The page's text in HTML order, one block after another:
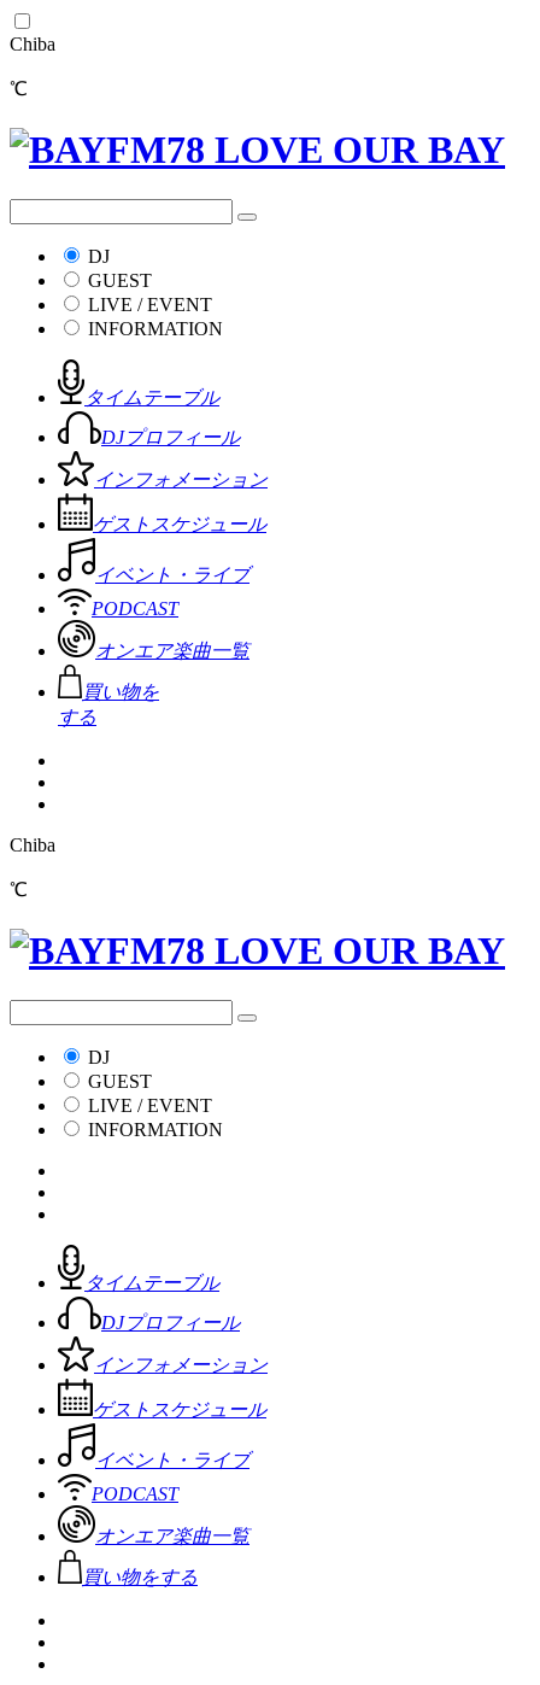
Chiba
℃
DJ
GUEST
LIVE / EVENT
INFORMATION
タイムテーブル
DJプロフィール
インフォメーション
ゲストスケジュール
イベント・ライブ
PODCAST
オンエア楽曲一覧
買い物を
する
Chiba
℃
DJ
GUEST
LIVE / EVENT
INFORMATION
タイムテーブル
DJプロフィール
インフォメーション
ゲストスケジュール
イベント・ライブ
PODCAST
オンエア楽曲一覧
買い物をする